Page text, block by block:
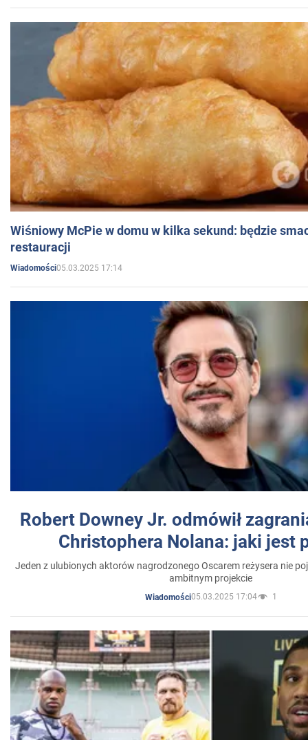
Wiśniowy McPie w domu w kilka sekund: będzie
restauracji
Wiadomości05.03.2025 17:14
Robert Downey Jr. odmówił
Christophera Nolana: jaki jest
Jeden z ulubionych aktorów nagrodzonego Oscarem reżysera nie
ambitnym projekcie
Wiadomości05.03.2025 17:04 1